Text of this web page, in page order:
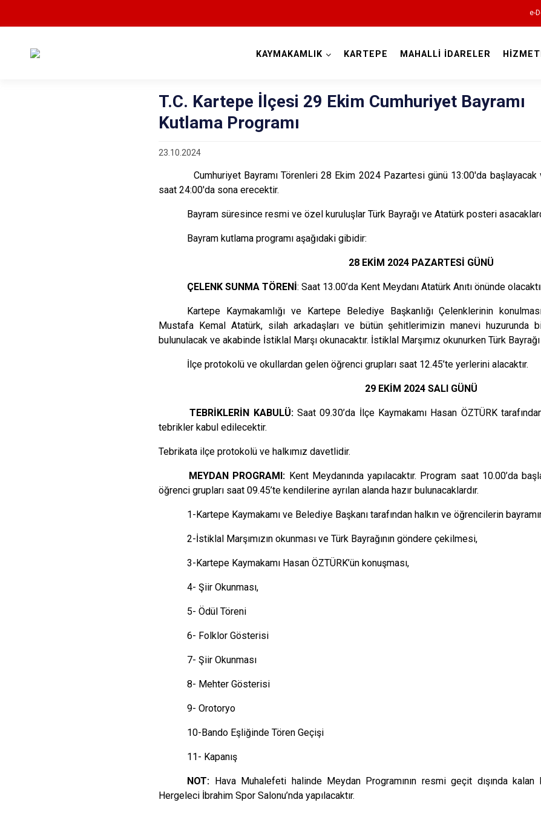
e-
Gölcük
Karamürsel
Körfez
KAYMAKAMLIK KARTEPE MAHALLİ İDARELER
T.C. Kartepe İlçesi 29 Ekim Cumhuriyet Bayramı
Kutlama Programı
23.10.2024
Cumhuriyet Bayramı Törenleri 28 Ekim 2024 Pazartesi günü 13:00'da başlayacak
saat 24:00'da sona erecektir.
Bayram süresince resmi ve özel kuruluşlar Türk Bayrağı ve Atatürk posteri
Bayram kutlama programı aşağıdaki gibidir:
28 EKİM 2024 PAZARTESİ GÜNÜ
ÇELENK SUNMA TÖRENİ:Saat 13.00’da Kent MeydanıAtatürk Anıtı önünde
Kartepe Kaymakamlığı ve Kartepe Belediye Başkanlığı Çelenklerinin
Mustafa Kemal Atatürk, silah arkadaşları ve bütün şehitlerimizin manevi huzurunda
bulunulacak ve akabinde İstiklal Marşı okunacaktır. İstiklal Marşımız okunurken Türk
İlçe protokolü ve okullardan gelen öğrenci grupları saat 12.45’te yerlerini alacaktır.
29 EKİM 2024 SALI GÜNÜ
TEBRİKLERİN KABULÜ: Saat 09.30’da İlçe Kaymakamı Hasan ÖZTÜRK
tebrikler kabul edilecektir.
Tebrikata ilçe protokolü ve halkımız davetlidir.
MEYDAN PROGRAMI: Kent Meydanında yapılacaktır. Program saat 10.00’da
öğrenci grupları saat 09.45’te kendilerine ayrılan alanda hazır bulunacaklardır.
1-Kartepe Kaymakamı ve Belediye Başkanı tarafından halkın ve öğrencilerin
2-İstiklal Marşımızın okunması ve Türk Bayrağının göndere çekilmesi,
3-Kartepe Kaymakamı Hasan ÖZTÜRK’ün konuşması,
4- Şiir Okunması,
5- Ödül Töreni
6- Folklor Gösterisi
7- Şiir Okunması
8- Mehter Gösterisi
9- Orotoryo
10-Bando Eşliğinde Tören Geçişi
11- Kapanış
NOT: Hava Muhalefeti halinde Meydan Programının resmi geçit dışında kalan
Hergeleci İbrahim Spor Salonu’nda yapılacaktır.